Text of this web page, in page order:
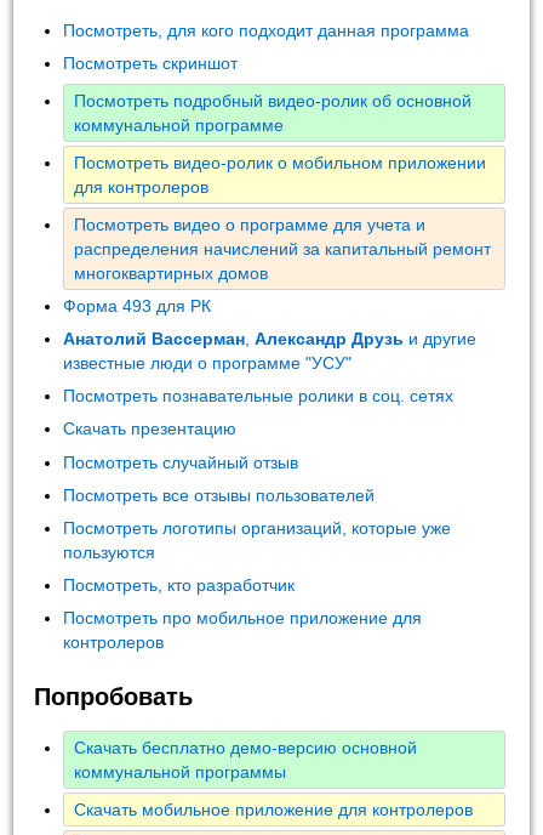
Посмотреть, для кого подходит данная программа
Посмотреть скриншот
Посмотреть подробный видео-ролик об основной
коммунальной программе
Посмотреть видео-ролик о мобильном приложении
для контролеров
Посмотреть видео о программе для учета и
распределения начислений за капитальный ремонт
многоквартирных домов
Форма 493 для РК
Анатолий Вассерман ,Александр Друзь и другие
известные люди о программе "УСУ"
Посмотреть познавательные ролики в соц. сетях
Скачать презентацию
Посмотреть случайный отзыв
Посмотреть все отзывы пользователей
Посмотреть логотипы организаций, которые уже
пользуются
Посмотреть, кто разработчик
Посмотреть про мобильное приложение для
контролеров
Попробовать
Скачать бесплатно демо-версию основной
коммунальной программы
Скачать мобильное приложение для контролеров